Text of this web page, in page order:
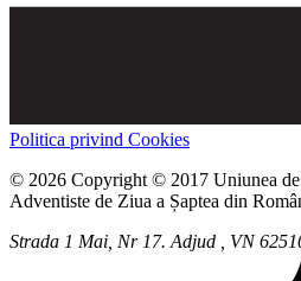
Politica privind Cookies
© 2026 Copyright © 2017 Uniunea
Adventiste de Ziua a Șaptea din
Strada 1 Mai, Nr 17.Adjud , VN